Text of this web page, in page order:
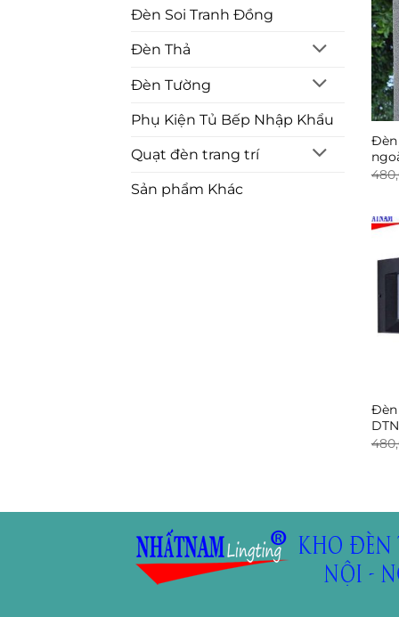
Đèn Soi Tranh Đồng
Đèn Thả
Đèn Tường
Phụ Kiện Tủ Bếp Nhập Khẩu
Quạt đèn trang trí
Sản phẩm Khác
Đèn
Đèn